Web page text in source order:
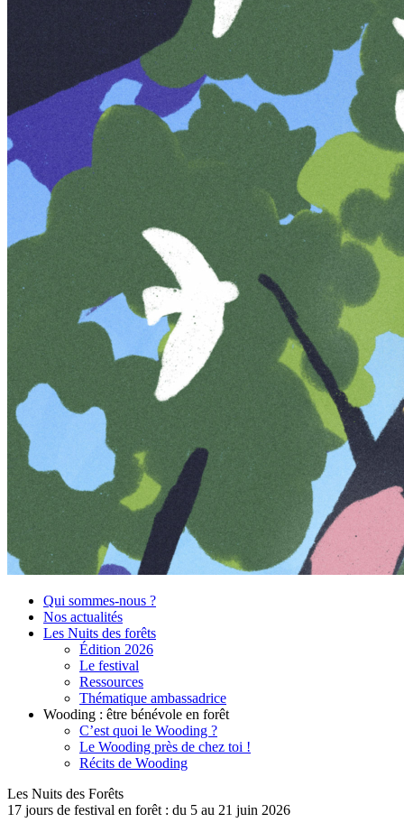
Qui sommes-nous ?
Nos actualités
Les Nuits des forêts
Édition 2026
Le festival
Ressources
Thématique ambassadrice
Wooding : être bénévole en forêt
C’est quoi le Wooding ?
Le Wooding près de chez toi !
Récits de Wooding
Les Nuits des Forêts
17 jours de festival en forêt : du 5 au 21 juin 2026